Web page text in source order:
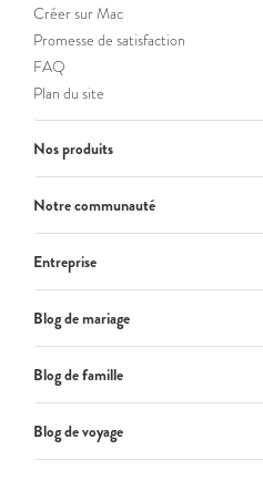
Créer sur Mac
Promesse de satisfaction
FAQ
Plan du site
Nos produits
Notre communauté
Entreprise
Blog de mariage
Blog de famille
Blog de voyage